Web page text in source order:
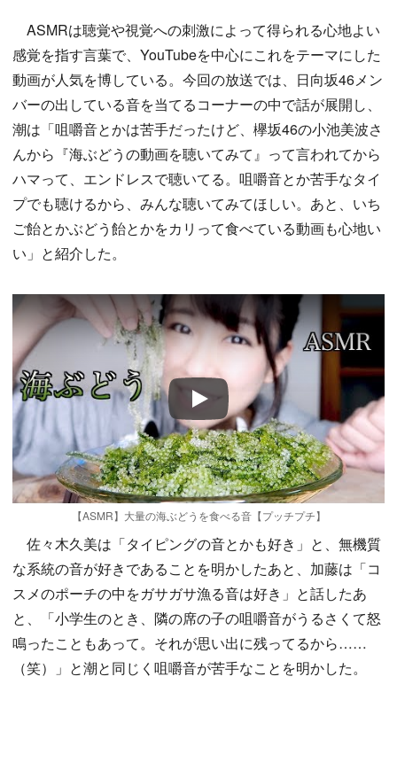
ASMRは聴覚や視覚への刺激によって得られる心地よい
感覚を指す言葉で、YouTubeを中心にこれをテーマにした
動画が人気を博している。今回の放送では、日向坂46メン
バーの出している音を当てるコーナーの中で話が展開し、
潮は「咀嚼音とかは苦手だったけど、欅坂46の小池美波さ
んから『海ぶどうの動画を聴いてみて』って言われてから
ハマって、エンドレスで聴いてる。咀嚼音とか苦手なタイ
プでも聴けるから、みんな聴いてみてほしい。あと、いち
ご飴とかぶどう飴とかをカリって食べている動画も心地い
い」と紹介した。
Play
【ASMR】大量の海ぶどうを食べる音【プッチプチ】
佐々木久美は「タイピングの音とかも好き」と、無機質
な系統の音が好きであることを明かしたあと、加藤は「コ
スメのポーチの中をガサガサ漁る音は好き」と話したあ
と、「小学生のとき、隣の席の子の咀嚼音がうるさくて怒
鳴ったこともあって。それが思い出に残ってるから……
（笑）」と潮と同じく咀嚼音が苦手なことを明かした。